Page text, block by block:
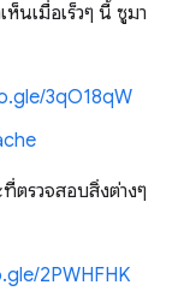
นเมื่อเร็วๆ นี้ ซูมา
3qO18qW
ตรวจสอบสิ่งต่างๆ
2PWHFHK